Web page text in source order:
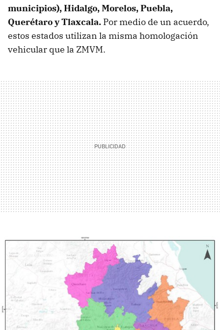
municipios), Hidalgo, Morelos, Puebla,
Querétaro y Tlaxcala. Por medio de un acuerdo,
estos estados utilizan la misma homologación
vehicular que la ZMVM.